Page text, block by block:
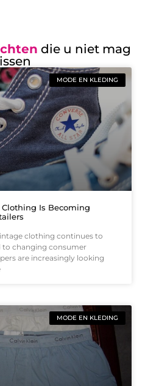
die u niet mag
MODE EN KLEDING
Is Becoming
clothing continues to
to changing consumer
are increasingly looking
MODE EN KLEDING